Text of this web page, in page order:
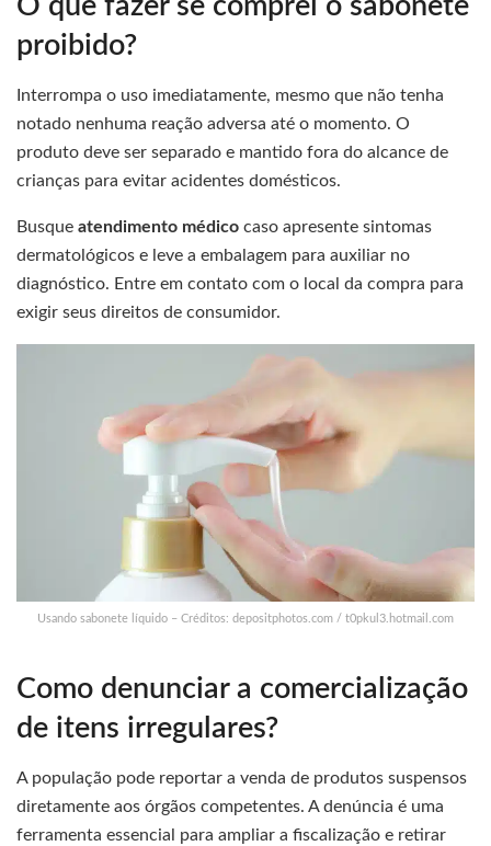
O que fazer se comprei o sabonete
proibido?
Interrompa o uso imediatamente, mesmo que não tenha
notado nenhuma reação adversa até o momento. O
produto deve ser separado e mantido fora do alcance de
crianças para evitar acidentes domésticos.
Busque atendimento médico caso apresente sintomas
dermatológicos e leve a embalagem para auxiliar no
diagnóstico. Entre em contato com o local da compra para
exigir seus direitos de consumidor.
Usando sabonete líquido – Créditos: depositphotos.com / t0pkul3.hotmail.com
Como denunciar a comercialização
de itens irregulares?
A população pode reportar a venda de produtos suspensos
diretamente aos órgãos competentes. A denúncia é uma
ferramenta essencial para ampliar a fiscalização e retirar